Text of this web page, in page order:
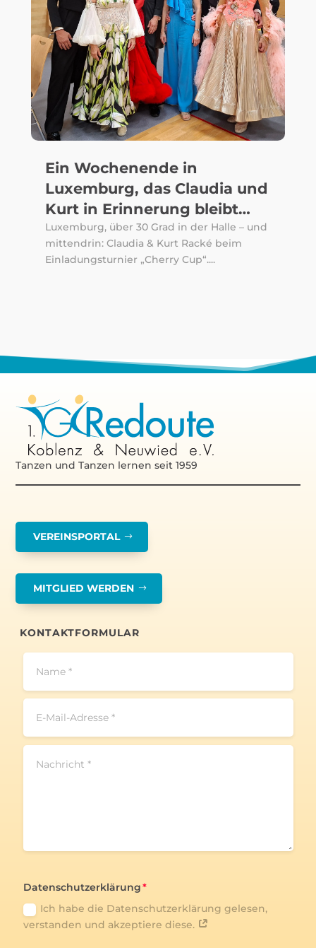
Ein Wochenende in
Luxemburg, das Claudia und
Kurt in Erinnerung bleibt…
Luxemburg, über 30 Grad in der Halle – und
mittendrin: Claudia & Kurt Racké beim
Einladungsturnier „Cherry Cup“....
Tanzen und Tanzen lernen seit 1959
VEREINSPORTAL
MITGLIED WERDEN
KONTAKTFORMULAR
Datenschutzerklärung
Ich habe die Datenschutzerklärung gelesen,
verstanden und akzeptiere diese.